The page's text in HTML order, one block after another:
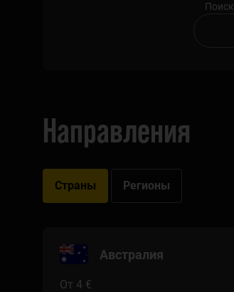
Направления
Страны Регионы
Австралия
От 4 €